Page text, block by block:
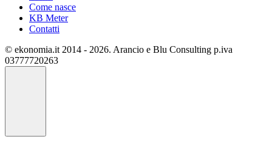
Come nasce
KB Meter
Contatti
© ekonomia.it 2014 - 2026. Arancio e Blu Consulting p.iva
03777720263